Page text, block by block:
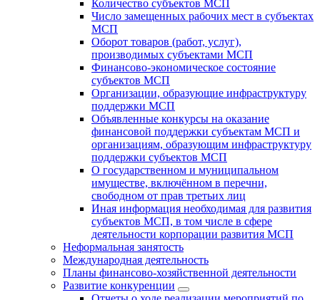
Количество субъектов МСП
Число замещенных рабочих мест в субъектах
МСП
Оборот товаров (работ, услуг),
производимых субъектами МСП
Финансово-экономическое состояние
субъектов МСП
Организации, образующие инфраструктуру
поддержки МСП
Объявленные конкурсы на оказание
финансовой поддержки субъектам МСП и
организациям, образующим инфраструктуру
поддержки субъектов МСП
О государственном и муниципальном
имуществе, включённом в перечни,
свободном от прав третьих лиц
Иная информация необходимая для развития
субъектов МСП, в том числе в сфере
деятельности корпорации развития МСП
Неформальная занятость
Международная деятельность
Планы финансово-хозяйственной деятельности
Развитие конкуренции